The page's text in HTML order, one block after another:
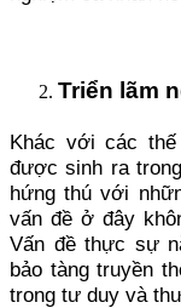
Triển lãm
Khác với các
được sinh ra
hứng thú với
vấn đề ở đây
Vấn đề thực sự
bảo tàng truyền
trong tư duy và